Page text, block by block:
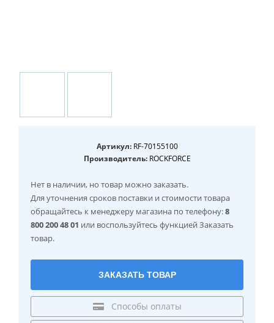
Артикул:RF-70155100
Производитель:ROCKFORCE
Нет в наличии, но товар можно заказать.
Для уточнения сроков поставки и стоимости товара
обращайтесь к менеджеру магазина по телефону:8
800 200 48 01 или воспользуйтесь функцией Заказать
товар.
ЗАКАЗАТЬ ТОВАР
Способы оплаты